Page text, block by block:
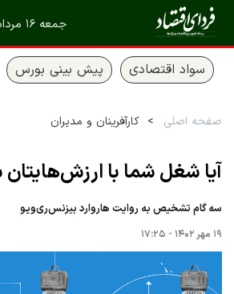
جمعه ۱۶ مرداد ۱۴۰۵
سواد اقتصادی پیش بینی بورس
صفحه اصلی کارآفرینان و مدیران
آیا شغل شما با
سه گام تشخیص به روایت هاروارد بیزنس‌ری‌ویو
۱۹ مهر ۱۴۰۲ - ۱۷:۲۵